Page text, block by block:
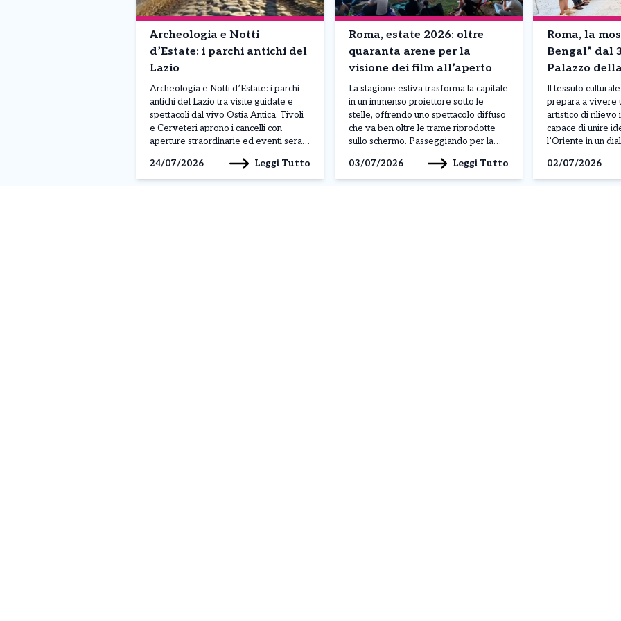
Archeologia e Notti
d’Estate: i parchi antichi del
Lazio
Archeologia e Notti d’Estate: i parchi
antichi del Lazio tra visite guidate e
spettacoli dal vivo Ostia Antica, Tivoli
e Cerveteri aprono i cancelli con
aperture straordinarie ed eventi serali
incontra la magia delle serate estive.
Nel fine settimana, i principali parchi
24/07/2026 Leggi Tutto
Roma, estate 2026: oltre
quaranta arene per la
visione dei film all’aperto
La stagione estiva trasforma la capitale
in un immenso proiettore sotto le
stelle, offrendo uno spettacolo diffuso
che va ben oltre le trame riprodotte
sullo schermo. Passeggiando per la
con la maestosa bellezza dei paesaggi
romani, regalando scorci suggestivi
03/07/2026 Leggi Tutto
Roma, la
Bengal” dal
Palazzo
Il tessuto
prepara a vivere
artistico di rilievo
capace di unire
l’Oriente in un
suggestivo
farà da cornice
02/07/2026